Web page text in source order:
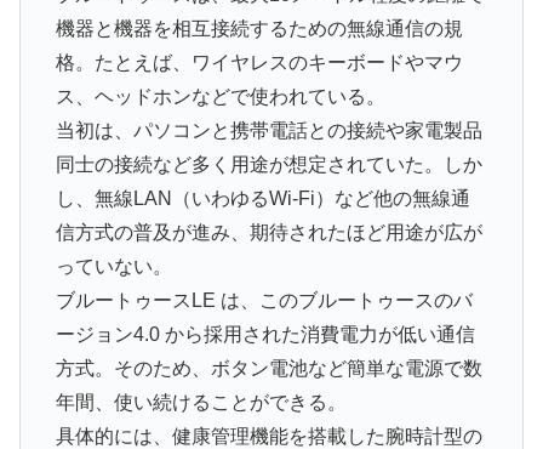
機器と機器を相互接続するための無線通信の規
格。たとえば、ワイヤレスのキーボードやマウ
ス、ヘッドホンなどで使われている。
当初は、パソコンと携帯電話との接続や家電製品
同士の接続など多く用途が想定されていた。しか
し、無線LAN（いわゆるWi-Fi）など他の無線通
信方式の普及が進み、期待されたほど用途が広が
っていない。
ブルートゥースLE は、このブルートゥースのバ
ージョン4.0 から採用された消費電力が低い通信
方式。そのため、ボタン電池など簡単な電源で数
年間、使い続けることができる。
具体的には、健康管理機能を搭載した腕時計型の